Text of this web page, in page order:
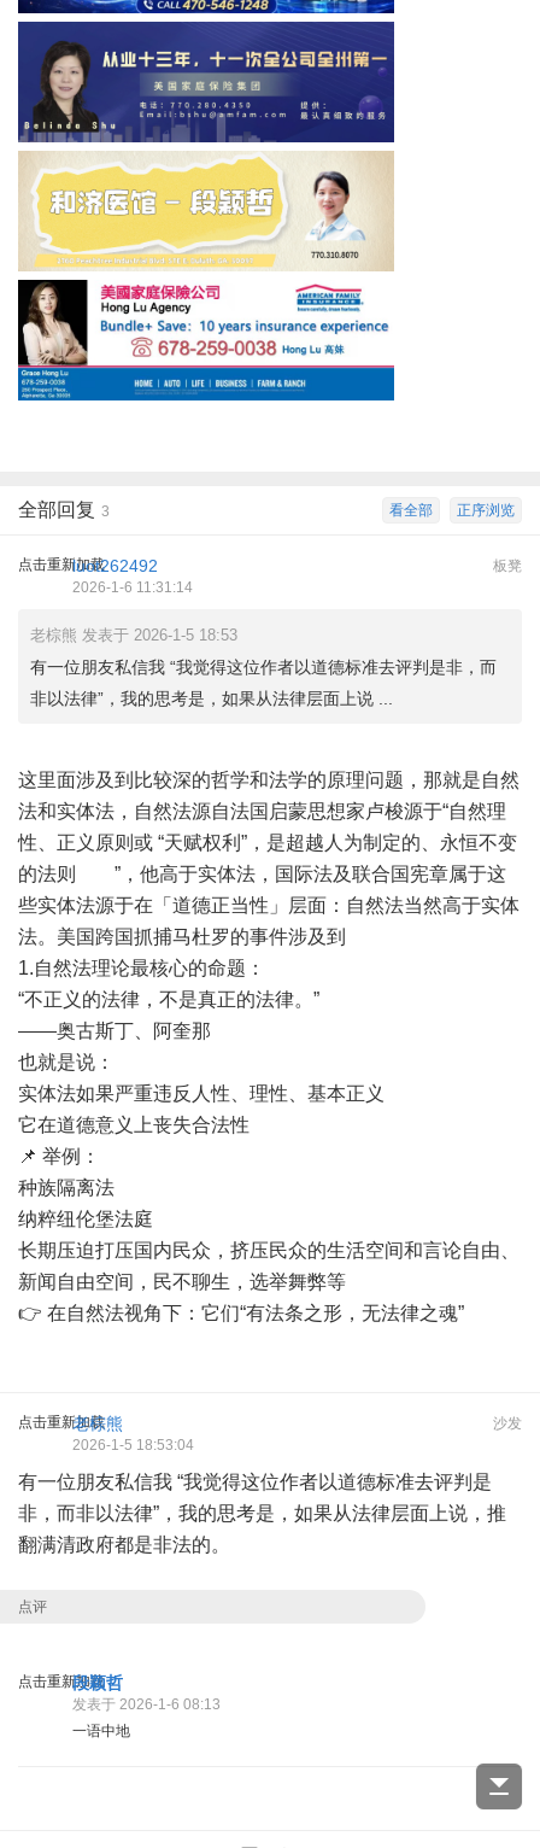
正序浏览
看全部
全部回复 3
点击重新加载 板凳
luot262492
2026-1-6 11:31:14
老棕熊 发表于 2026-1-5 18:53
有一位朋友私信我 “我觉得这位作者以道德标准去评判是非，而
非以法律”，我的思考是，如果从法律层面上说 ...
这里面涉及到比较深的哲学和法学的原理问题，那就是自然
法和实体法，自然法源自法国启蒙思想家卢梭源于“自然理
性、正义原则或 “天赋权利”，是超越人为制定的、永恒不变
的法则 ”，他高于实体法，国际法及联合国宪章属于这
些实体法源于在「道德正当性」层面：自然法当然高于实体
法。美国跨国抓捕马杜罗的事件涉及到
1.自然法理论最核心的命题：
“不正义的法律，不是真正的法律。”
——奥古斯丁、阿奎那
也就是说：
实体法如果严重违反人性、理性、基本正义
它在道德意义上丧失合法性
📌 举例：
种族隔离法
纳粹纽伦堡法庭
长期压迫打压国内民众，挤压民众的生活空间和言论自由、
新闻自由空间，民不聊生，选举舞弊等
👉 在自然法视角下：它们“有法条之形，无法律之魂”
点击重新加载 沙发
老棕熊
2026-1-5 18:53:04
有一位朋友私信我 “我觉得这位作者以道德标准去评判是
非，而非以法律”，我的思考是，如果从法律层面上说，推
翻满清政府都是非法的。
点评
点击重新加载
段颖哲
发表于 2026-1-6 08:13
一语中地